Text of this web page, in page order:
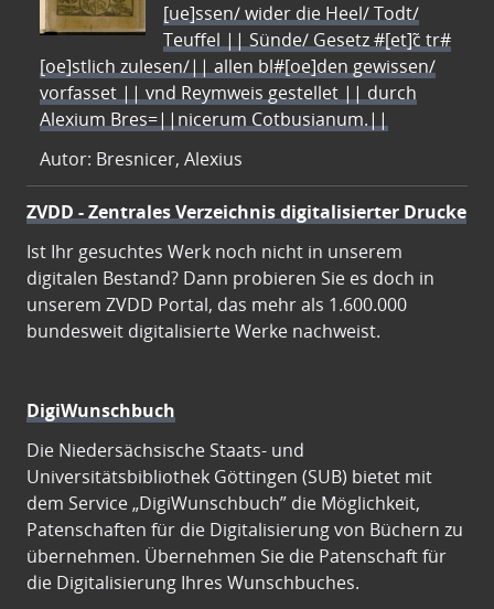
[ue]ssen/ wider die Heel/ Todt/
Teuffel || Sünde/ Gesetz #[et]c̃ tr#
[oe]stlich zulesen/|| allen bl#[oe]den gewissen/
vorfasset || vnd Reymweis gestellet || durch
Alexium Bres=||nicerum Cotbusianum.||
Autor: Bresnicer, Alexius
ZVDD - Zentrales Verzeichnis digitalisierter Drucke
Ist Ihr gesuchtes Werk noch nicht in unserem
digitalen Bestand? Dann probieren Sie es doch in
unserem ZVDD Portal, das mehr als 1.600.000
bundesweit digitalisierte Werke nachweist.
DigiWunschbuch
Die Niedersächsische Staats- und
Universitätsbibliothek Göttingen (SUB) bietet mit
dem Service „DigiWunschbuch” die Möglichkeit,
Patenschaften für die Digitalisierung von Büchern zu
übernehmen. Übernehmen Sie die Patenschaft für
die Digitalisierung Ihres Wunschbuches.